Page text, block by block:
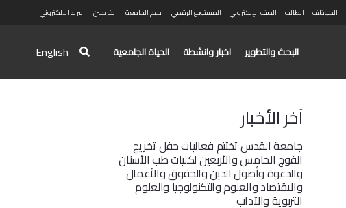
الموظف الطالب الصف الإلكتروني المستودع الرقمي ادعم الجامعة الخريجين البريد الالكتروني
البحث والتطوير اخبار وانشطة الحياة الجامعية English
آخر الأخبار
جامعة القدس تختتم فعاليات حفل تخريج
الفوج الخامس والأربعين لكليات طب الأسنان
والدعوة وأصول الدين والحقوق والأعمال
والاقتصاد والعلوم والتكنولوجيا والعلوم
التربوية والآداب